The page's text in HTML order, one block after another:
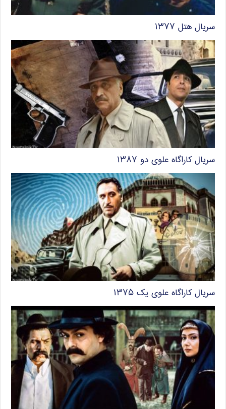
سریال هتل ۱۳۷۷
سریال کاراگاه علوی دو ۱۳۸۷
سریال کاراگاه علوی یک ۱۳۷۵